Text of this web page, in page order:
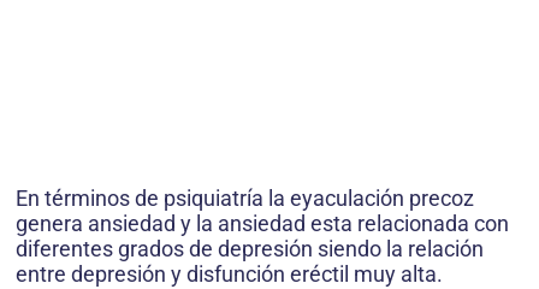
En términos de psiquiatría la eyaculación precoz
genera ansiedad y la ansiedad esta relacionada con
diferentes grados de depresión siendo la relación
entre depresión y disfunción eréctil muy alta.